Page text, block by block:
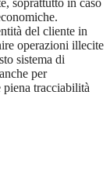
soprattutto in caso
del cliente in
operazioni illecite
sistema di
per
piena tracciabilità